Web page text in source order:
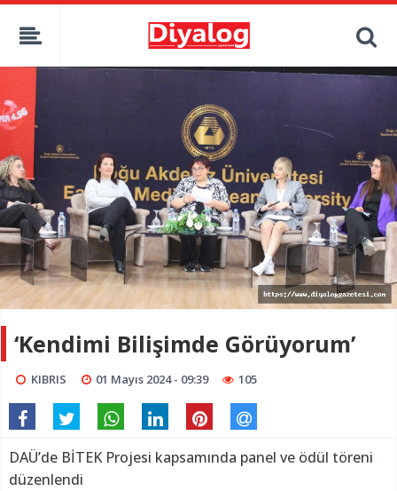
‘Kendimi Bilişimde Görüyorum’
KIBRIS 01 Mayıs 2024 - 09:39 105
DAÜ’de BİTEK Projesi kapsamında panel ve ödül töreni
düzenlendi